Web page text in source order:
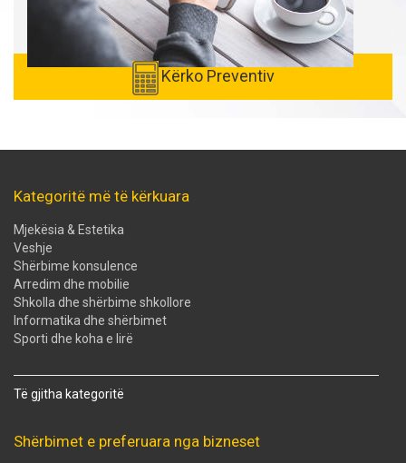
Kërko Preventiv
Kategoritë më të kërkuara
Mjekësia & Estetika
Veshje
Shërbime konsulence
Arredim dhe mobilie
Shkolla dhe shërbime shkollore
Informatika dhe shërbimet
Sporti dhe koha e lirë
Të gjitha kategoritë
Shërbimet e preferuara nga bizneset